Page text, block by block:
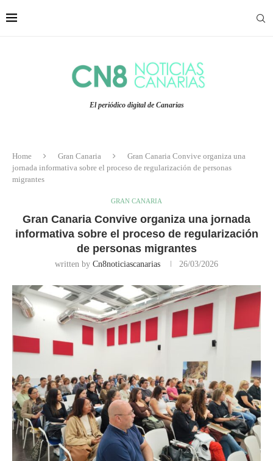
El periódico digital de Canarias
Home Gran Canaria
Gran Canaria Convive organiza una
jornada informativa sobre el proceso de regularización de personas
migrantes
GRAN CANARIA
Gran Canaria Convive organiza una jornada
informativa sobre el proceso de regularización
de personas migrantes
written by Cn8noticiascanarias 26/03/2026